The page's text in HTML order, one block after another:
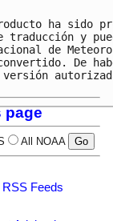
ha sido
traducción y
de
De
versión
page
All NOAA
RSS Feeds